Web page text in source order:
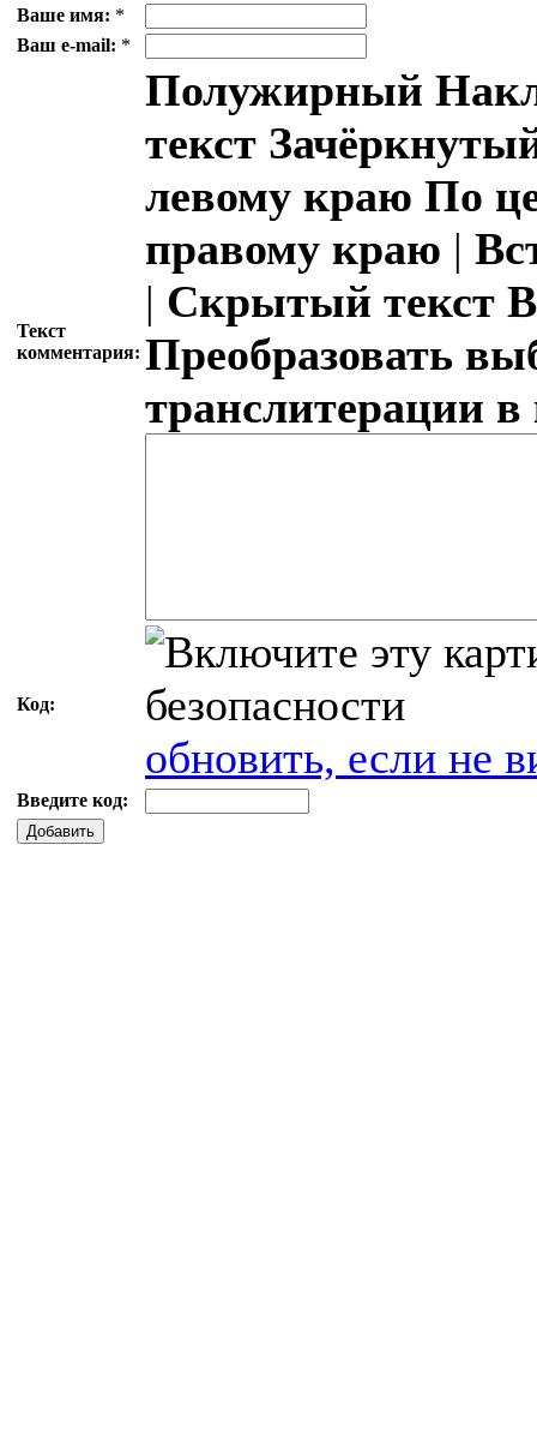
Ваше имя: *
Ваш e-mail: *
Текст
комментария:
Полужирный
текст
левому краю По
правому краю |
| Скрытый текст
Преобразовать
транслитерации
Код:
обновить, если не
Введите код:
Добавить